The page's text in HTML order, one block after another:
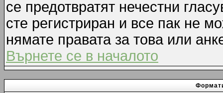
се предотвратят нечестни
сте регистриран и все пак не
нямате правата за това или
Върнете се в началото